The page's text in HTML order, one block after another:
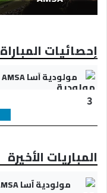
إحصائيات المباراة
مولودية آسا AMSA
3
المباريات الأخيرة
مولودية آسا AMSA